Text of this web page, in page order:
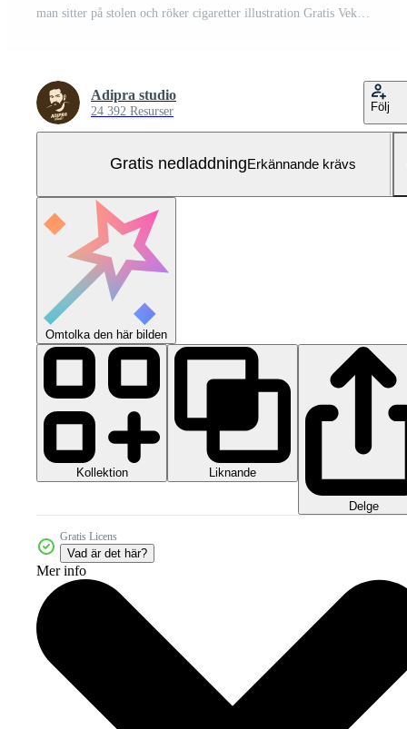
Adipra studio
24 392 Resurser Följ
Gratis nedladdningErkännande krävs
Omtolka den här bilden
Kollektion Liknande
Delge
Gratis Licens
Vad är det här?
Mer info